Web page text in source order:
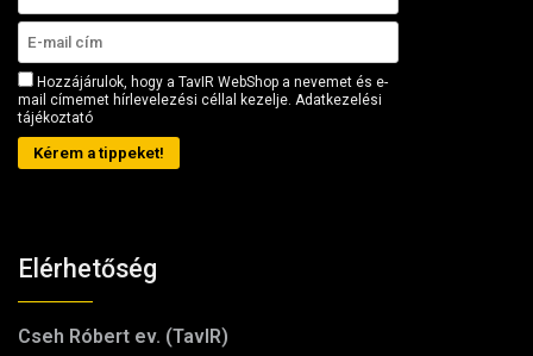
Hozzájárulok, hogy a TavIR WebShop a nevemet és e-
mail címemet hírlevelezési céllal kezelje. Adatkezelési
tájékoztató
Kérem a tippeket!
Elérhetőség
Cseh Róbert ev. (TavIR)